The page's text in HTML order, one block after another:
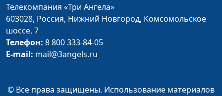
священнослужитель
Духовные взлёты и
падения
Виталий Киссер,
Закон и правда.
Люди, воскрешённые Виталий Киссер, #56
Телекомпания «Три Ангела»
603028, Россия, Нижний Новгород, Комсомольское
шоссе, 7
Телефон: 8 800 333-84-05
E-mail: mail@3angels.ru
© Все права защищены. Использование материалов